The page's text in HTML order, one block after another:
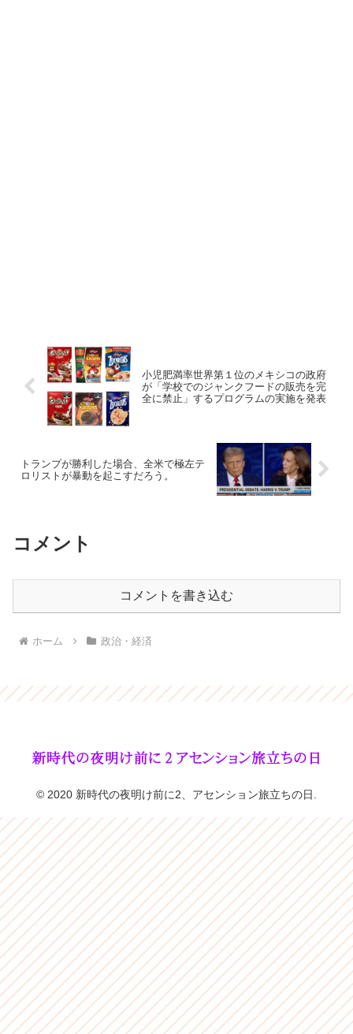
小児肥満率世界第１位のメキシコの政府
が「学校でのジャンクフードの販売を完
全に禁止」するプログラムの実施を発表
トランプが勝利した場合、全米で極左テ
ロリストが暴動を起こすだろう。
コメント
コメントを書き込む
ホーム 政治・経済
© 2020 新時代の夜明け前に2、アセンション旅立ちの日.